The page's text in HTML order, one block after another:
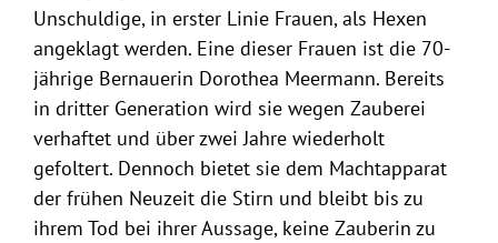
Unschuldige, in erster Linie Frauen, als Hexen
angeklagt werden. Eine dieser Frauen ist die 70-
jährige Bernauerin Dorothea Meermann. Bereits
in dritter Generation wird sie wegen Zauberei
verhaftet und über zwei Jahre wiederholt
gefoltert. Dennoch bietet sie dem Machtapparat
der frühen Neuzeit die Stirn und bleibt bis zu
ihrem Tod bei ihrer Aussage, keine Zauberin zu